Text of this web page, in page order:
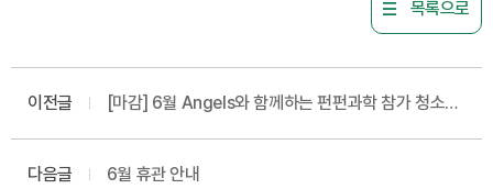
목록으로
이전글
[마감] 6월 Angels와 함께하는 펀펀과학 참가 청소년
다음글 6월 휴관 안내